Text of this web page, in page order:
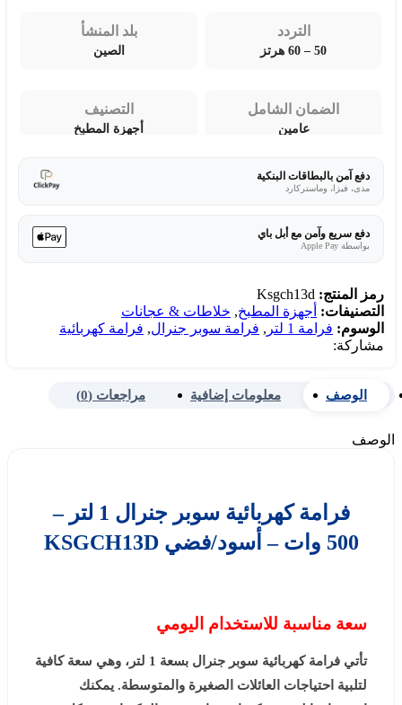
التردد
50 – 60 هرتز
بلد المنشأ
الصين
الضمان الشامل
عامين
التصنيف
أجهزة المطبخ
دفع آمن بالبطاقات البنكية
مدى، فيزا، وماستركارد
دفع سريع وآمن مع أبل باي
بواسطة Apple Pay
رمز المنتج: Ksgch13d
التصنيفات: أجهزة المطبخ, خلاطات & عجانات
الوسوم: فرامة 1 لتر , فرامة سوبر جنرال, فرامة كهربائية
مشاركة:
الوصف معلومات إضافية مراجعات (0)
الوصف
فرامة كهربائية سوبر جنرال 1 لتر –
500 وات – أسود/فضي KSGCH13D
سعة مناسبة للاستخدام اليومي
تأتي فرامة كهربائية سوبر جنرال بسعة 1 لتر، وهي سعة كافية
لتلبية احتياجات العائلات الصغيرة والمتوسطة. يمكنك